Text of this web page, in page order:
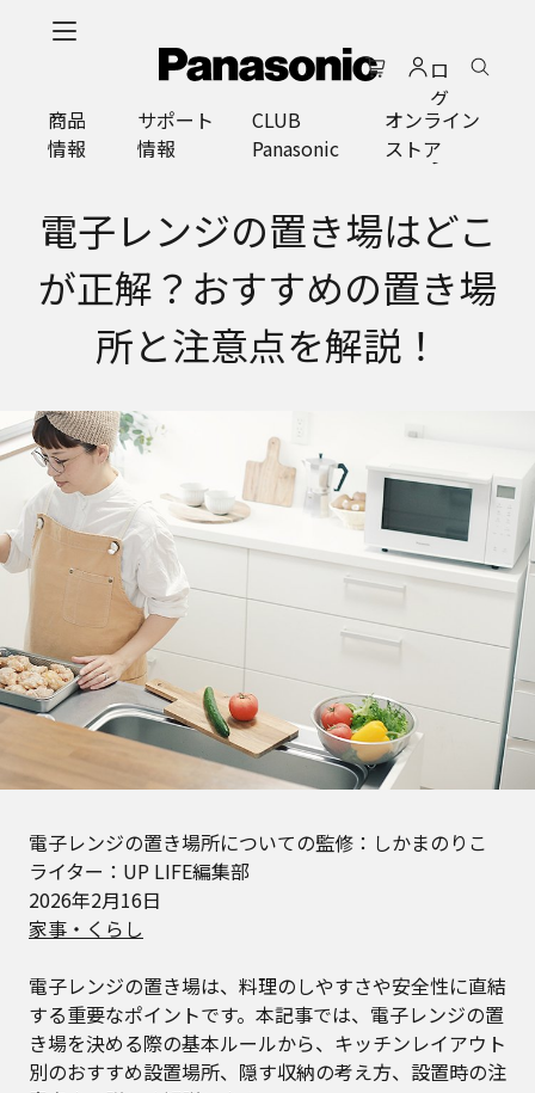
ロ
グ
イ
ン
商品
情報
サポート
情報
CLUB
Panasonic
オンライン
ストア
電子レンジの置き場はどこ
が正解？おすすめの置き場
所と注意点を解説！
電子レンジの置き場所についての監修：しかまのりこ
ライター：UP LIFE編集部
2026年2月16日
家事・くらし
電子レンジの置き場は、料理のしやすさや安全性に直結
する重要なポイントです。本記事では、電子レンジの置
き場を決める際の基本ルールから、キッチンレイアウト
別のおすすめ設置場所、隠す収納の考え方、設置時の注